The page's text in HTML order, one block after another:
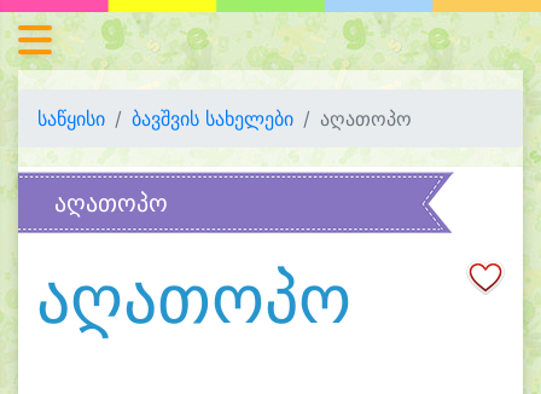
საწყისი ბავშვის სახელები აღათოპო
აღათოპო
აღათოპო